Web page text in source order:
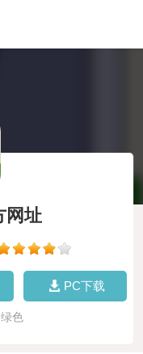
网址
PC下载
色